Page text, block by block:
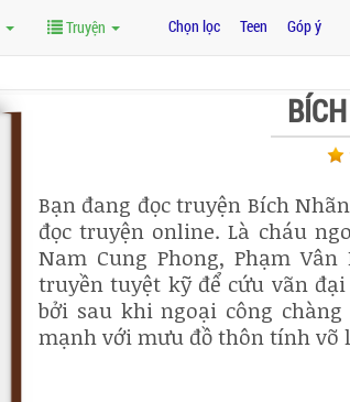
Truyện Chọn lọc Teen Góp ý
Bạn đang đọc truyện Bích
đọc truyện online. Là cháu
Nam Cung Phong, Phạm
truyền tuyệt kỹ để cứu vãn
bởi sau khi ngoại công
mạnh với mưu đồ thôn tính võ